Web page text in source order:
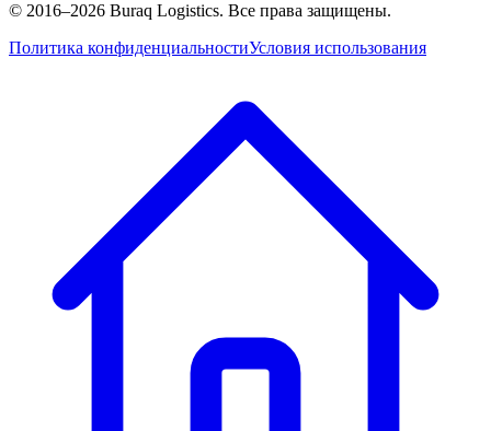
© 2016–2026 Buraq Logistics. Все права защищены.
Политика конфиденциальностиУсловия использования